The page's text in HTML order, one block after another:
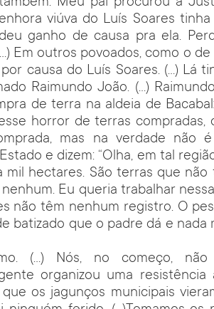
viúva do Luís Soares
ganho de causa pra ela.
Em outros povoados, como o de
causa do Luís Soares. (…) Lá
Raimundo João. (…)
de terra na aldeia de
horror de terras compradas,
mas na verdade não
e dizem: “Olha, em tal
mil hectares. São terras que
Eu queria trabalhar
não têm nenhum registro. O
batizado que o padre dá e nada
(…) Nós, no começo, não
organizou uma resistência
os jagunços municipais